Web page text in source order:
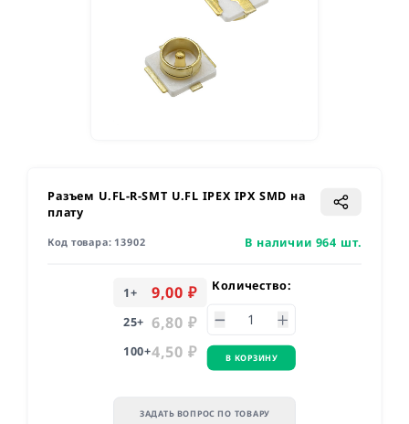
Разъем U.FL-R-SMT U.FL IPEX IPX SMD на
плату
Код товара: 13902 В наличии 964 шт.
1+ 9,00 ₽
25+ 6,80 ₽
100+4,50 ₽
Количество:
В КОРЗИНУ
ЗАДАТЬ ВОПРОС ПО ТОВАРУ